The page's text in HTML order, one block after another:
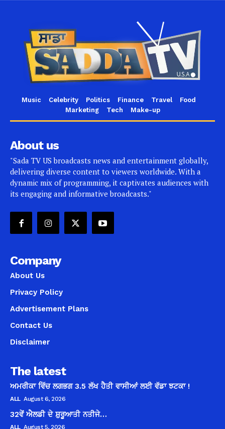
Music Celebrity Politics Finance Travel
Food
Marketing
Tech Make-up
About us
"Sada TV US broadcasts news and entertainment globally,
delivering diverse content to viewers worldwide. With a
dynamic mix of programming, it captivates audiences with
its engaging and informative broadcasts."
Company
About Us
Privacy Policy
Advertisement Plans
Contact Us
Disclaimer
The latest
ਅਮਰੀਕਾ ਵਿੱਚ ਲਗਭਗ 3.5 ਲੱਖ ਹੈਤੀ ਵਾਸੀਆਂ ਲਈ ਵੱਡਾ ਝਟਕਾ !
ALL August 6, 2026
32ਵੇਂ ਐਲਡੀ ਦੇ ਸ਼ੁਰੂਆਤੀ ਨਤੀਜੇ…
ALL August 5, 2026